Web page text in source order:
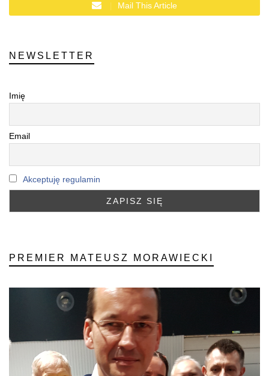
Mail This Article
NEWSLETTER
Imię
Email
Akceptuję regulamin
PREMIER MATEUSZ MORAWIECKI